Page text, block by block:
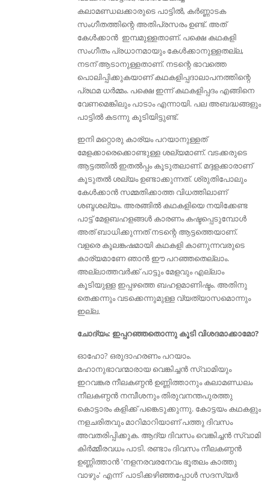
കലാമണ്ഡലക്കാരുടെ പാട്ടിൽ, കർണ്ണാടക
സംഗീതത്തിന്റെ അതിപ്രസരം ഉണ്ട്. അത്
കേൾക്കാൻ ഇമ്പമുള്ളതാണ്. പക്ഷെ കഥകളി
സംഗീതം പ്രധാനമായും കേൾക്കാനുള്ളതല്ല,
നടന് ആടാനുള്ളതാണ്. നടന്റെ ഭാവത്തെ
പൊലിപ്പിക്കുകയാണ് കഥകളിപ്പദാലാപനത്തിന്റെ
പ്രഥമ ധർമ്മം. പക്ഷെ ഇന്ന് കഥകളിപ്പദം എങ്ങിനെ
വേണമെങ്കിലും പാടാം എന്നായി. പല അബദ്ധങ്ങളും
പാട്ടില്‍ കടന്നു കൂടിയിട്ടുണ്ട്.
ഇനി മറ്റൊരു കാര്യം പറയാനുള്ളത്
മേളക്കാരെക്കൊണ്ടുള്ള ശല്യമാണ്. വടക്കരുടെ
ആട്ടത്തിൽ ഇതൽപ്പം കൂടുതലാണ്. മദ്ദളക്കാരാണ്
കൂടുതല്‍ ശല്യം ഉണ്ടാക്കുന്നത്‌. ശ്രുതിപോലും
കേള്‍ക്കാന്‍ സമ്മതിക്കാത്ത വിധത്തിലാണ്
ശബ്ദശല്യം. അരങ്ങിൽ കഥകളിയെ നയിക്കേണ്ട
പാട്ട് മേളബഹളങ്ങൾ കാരണം കഷ്ടപ്പെടുമ്പോൾ
അത് ബാധിക്കുന്നത് നടന്റെ ആട്ടത്തെയാണ്.
വളരെ കൂലങ്കഷമായി കഥകളി കാണുന്നവരുടെ
കാര്യമാണേ ഞാൻ ഈ പറഞ്ഞതെല്ലാം.
അല്ലാത്തവർക്ക് പാട്ടും മേളവും എല്ലാം
കൂടിയുള്ള ഇപ്പഴത്തെ ബഹളമാണിഷ്ടം. അതിനു
തെക്കന്നും വടക്കെന്നുമുള്ള വ്യത്യാസമൊന്നും
ഇല്ല.
ചോദ്യം: ഇപ്പറഞ്ഞതൊന്നു കൂടി വിശദമാക്കാമോ?
ഓഹോ? ഒരുദാഹരണം പറയാം.
മഹാനുഭാവന്മാരായ വെങ്കിച്ചന്‍ സ്വാമിയും
ഇറവങ്കര നീലകണ്ഠന്‍ ഉണ്ണിത്താനും കലാമണ്ഡലം
നീലകണ്ഠന്‍ നമ്പീശനും തിരുവനന്തപുരത്തു
കൊട്ടാരം കളിക്ക് പങ്കെടുക്കുന്നു. കോട്ടയം കഥകളും
നളചരിതവും മാറിമാറിയാണ് പത്തു ദിവസം
അവതരിപ്പിക്കുക. ആദ്യ ദിവസം വെങ്കിച്ചന്‍ സ്വാമി
കിർമ്മീരവധം പാടി. രണ്ടാം ദിവസം നീലകണ്ഠന്‍
ഉണ്ണിത്താന്‍ 'നളനരവരനേവം ഭൂതലം കാത്തു
വാഴും' എന്ന് പാടിക്കഴിഞ്ഞപ്പോള്‍ സദസ്യര്‍